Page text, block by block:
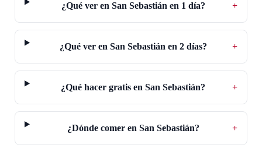
¿Qué ver en San Sebastián en 1 día? +
¿Qué ver en San Sebastián en 2 días? +
¿Qué hacer gratis en San Sebastián? +
¿Dónde comer en San Sebastián? +